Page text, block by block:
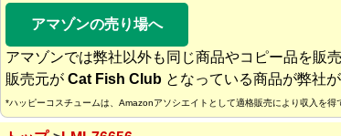
アマゾンの売り場へ
アマゾンでは弊社以外も同じ商品やコピー品を販
販売元が Cat Fish Club となっている商品が弊社
*ハッピーコスチュームは、Amazonアソシエイトとして適格販売により収入を得